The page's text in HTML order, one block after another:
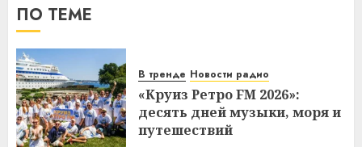
ПО ТЕМЕ
В тренде Новости радио
«Круиз Ретро FM 2026»:
десять дней музыки, моря и
путешествий